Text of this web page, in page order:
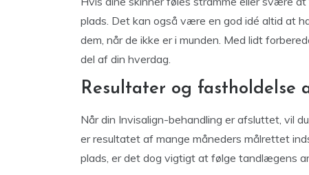
plads. Det kan også være en god idé altid at
dem, når de ikke er i munden. Med lidt
del af din hverdag.
Resultater og fastholdelse
Når din Invisalign-behandling er afsluttet, vil
er resultatet af mange måneders målrettet
plads, er det dog vigtigt at følge tandlægens